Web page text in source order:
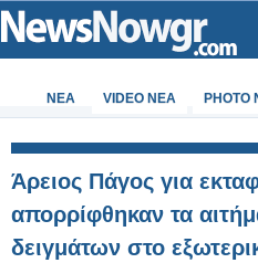
ΝΕΑ VIDEO NEA PHOTO
Άρειος Πάγος για
απορρίφθηκαν τα
δειγμάτων στο